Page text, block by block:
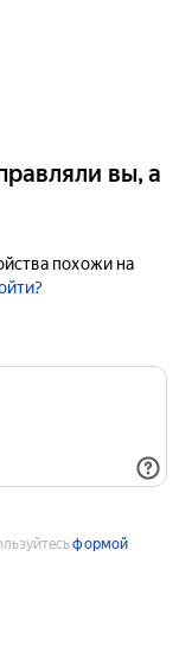
вы, а
похожи на
формой